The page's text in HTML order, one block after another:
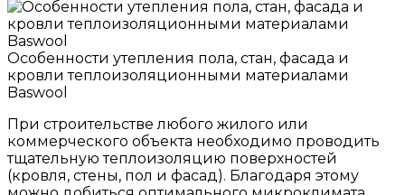
Особенности утепления пола, стан, фасада и
кровли теплоизоляционными материалами
Baswool
При строительстве любого жилого или
коммерческого объекта необходимо проводить
тщательную теплоизоляцию поверхностей
(кровля, стены, пол и фасад). Благодаря этому